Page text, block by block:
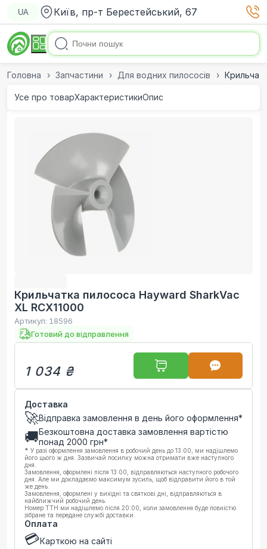
UA Київ, пр-т Берестейський, 67
Головна Запчастини Для водних пилососів
Усе про товарХарактеристикиОпис
Крильчатка пилососа Hayward SharkVac
XL RCX11000
Артикул: 18596
Готовий до відправлення
1 034 ₴
Доставка
🚀Відправка замовлення в день його оформлення*
🚚Безкоштовна доставка замовлення вартістю
понад 2000 грн*
* У разі оформлення замовлення в робочий день до 13:00, ми надішлемо
його цього ж дня. Зазвичай посилку можна отримати вже наступного
дня.
Замовлення, оформлені після 13:00, відправляються наступного робочого
дня. Але ми докладаємо максимум зусиль, щоб відправити його в той
же день.
Замовлення, оформлені у вихідні та святкові дні, відправляються в
найближчий робочий день.
Номер ТТН ми надішлемо після 20:00, коли замовлення буде повністю
зібране та передане службі доставки.
Оплата
💳Карткою на сайті